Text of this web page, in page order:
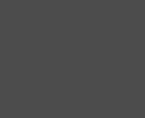
Fietstassen &
Fietsendragers &